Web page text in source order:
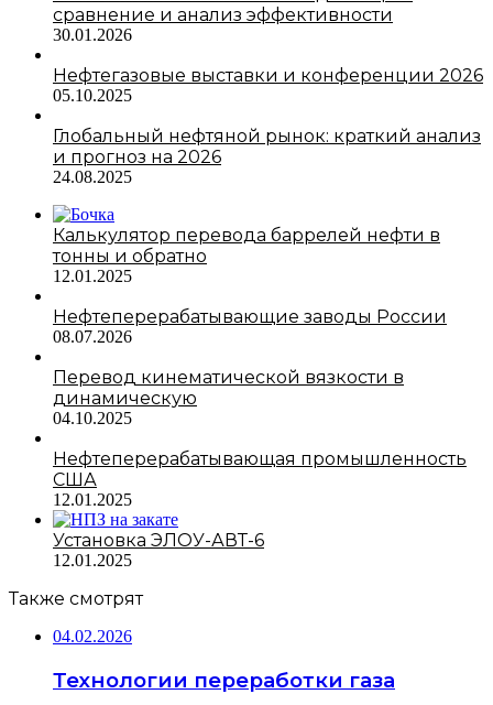
сравнение и анализ эффективности
30.01.2026
Нефтегазовые выставки и конференции 2026
05.10.2025
Глобальный нефтяной рынок: краткий анализ
и прогноз на 2026
24.08.2025
Калькулятор перевода баррелей нефти в
тонны и обратно
12.01.2025
Нефтеперерабатывающие заводы России
08.07.2026
Перевод кинематической вязкости в
динамическую
04.10.2025
Нефтеперерабатывающая промышленность
США
12.01.2025
Установка ЭЛОУ-АВТ-6
12.01.2025
Также смотрят
04.02.2026
Технологии переработки газа